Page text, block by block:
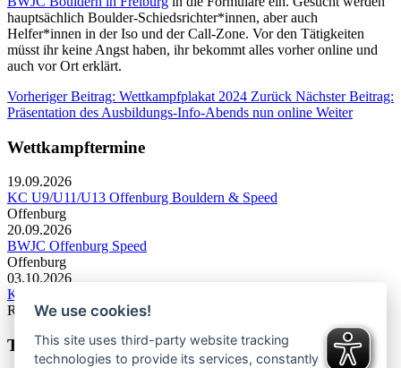
hauptsächlich Boulder-Schiedsrichter*innen, aber auch
Helfer*innen in der Iso und der Call-Zone. Vor den Tätigkeiten
müsst ihr keine Angst haben, ihr bekommt alles vorher online und
auch vor Ort erklärt.
Vorheriger Beitrag: Wettkampfplakat 2024 Zurück Nächster Beitrag:
Präsentation des Ausbildungs-Info-Abends nun online Weiter
Wettkampftermine
19.09.2026
KC U9/U11/U13 Offenburg Bouldern & Speed
Offenburg
20.09.2026
BWJC Offenburg Speed
Offenburg
03.10.2026
KC U13 Rottweil Toprope & Speed
Rottweil
Termine Bergsport & Naturschutz
We use cookies!
This site uses third-party website tracking
technologies to provide its services, constantly